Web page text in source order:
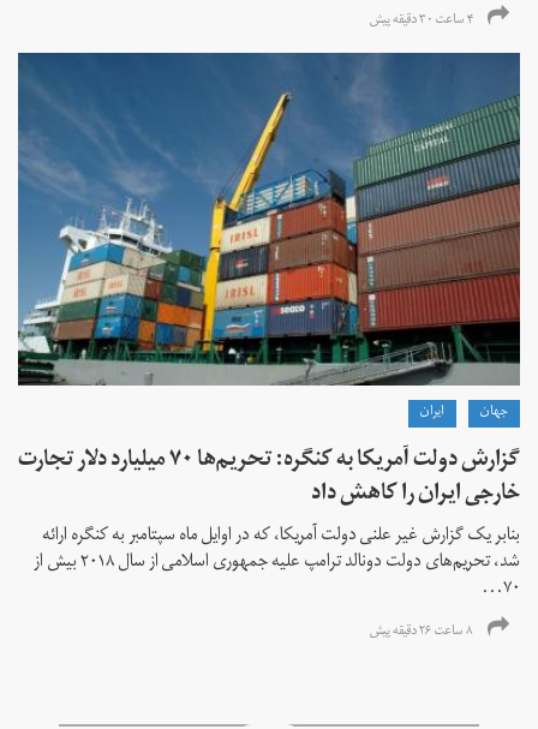
۴ ساعت ۳۰ دقیقه پیش
جهان ايران
گزارش دولت آمریکا به کنگره: تحریم‌ها ۷۰ میلیارد دلار تجارت
خارجی ایران را کاهش داد
بنابر یک گزارش غیر علنی دولت آمریکا، که در اوایل ماه سپتامبر به کنگره ارائه
شد، تحریم‌های دولت دونالد ترامپ علیه جمهوری اسلامی از سال ۲۰۱۸ بیش از
۷۰...
۸ ساعت ۲۶ دقیقه پیش